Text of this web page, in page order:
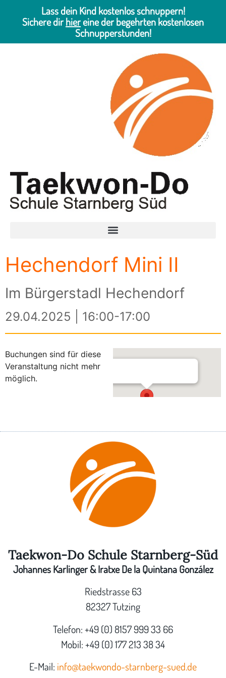
Lass dein Kind kostenlos schnuppern!
Sichere dirhiereine der begehrten kostenlosen
Schnupperstunden!
Hechendorf Mini II
Im Bürgerstadl Hechendorf
29.04.2025 | 16:00-17:00
Buchungen sind für diese
Veranstaltung nicht mehr
möglich.
Im Bürgerstadl Hechendorf
Schlagenhofener Weg 3 - Hechendorf
Taekwon-Do Schule Starnberg-Süd
Johannes Karlinger & Iratxe De la Quintana González
Riedstrasse 63
82327 Tutzing
Telefon: +49 (0) 8157 999 33 66
Mobil: +49 (0) 177 213 38 34
E-Mail: info@taekwondo-starnberg-sued.de